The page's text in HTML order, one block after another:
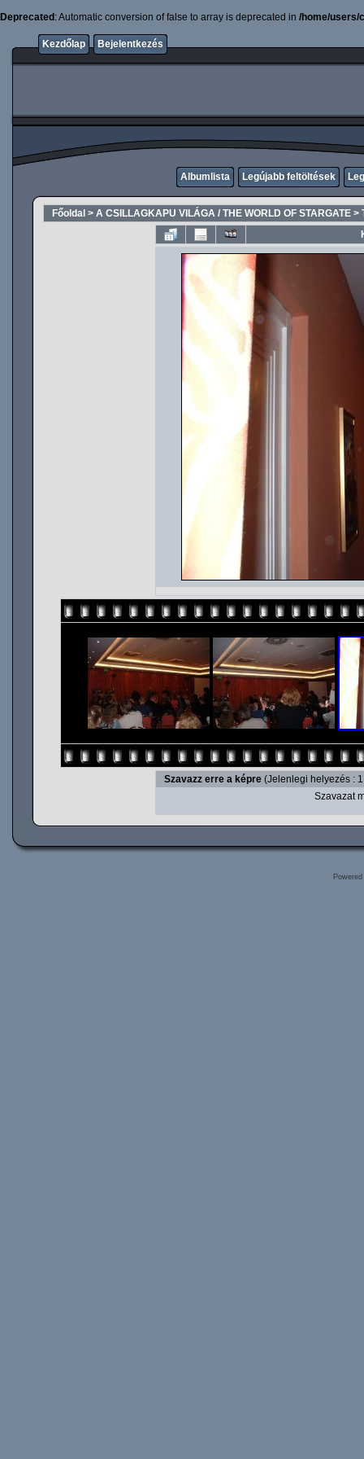
Deprecated : Automatic conversion of false to array is deprecated in /home/users/
Kezdőlap Bejelentkezés
Albumlista Legújabb feltöltések
Főoldal > A CSILLAGKAPU VILÁGA / THE WORLD OF STARGATE >
Szavazz erre a képre (Jelenlegi helyezés :
Szavazat